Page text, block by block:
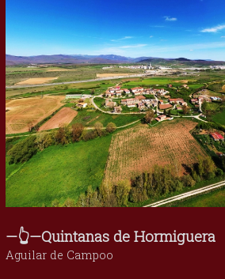
—👆—Quintanas de Hormiguera
Aguilar de Campoo